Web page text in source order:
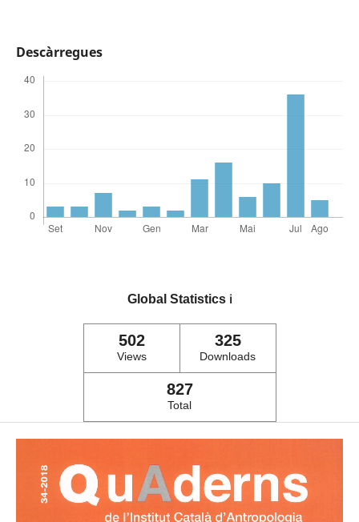
Descàrregues
Global Statistics ℹ️
502
Views
325
Downloads
827
Total